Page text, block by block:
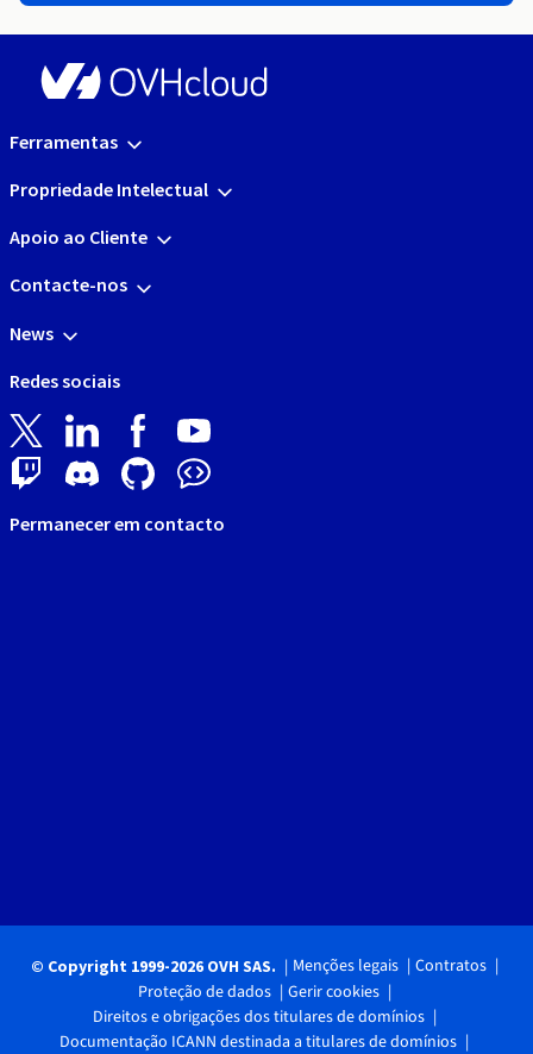
Ferramentas
Propriedade Intelectual
Apoio ao Cliente
Contacte-nos
News
Redes sociais
Permanecer em contacto
© Copyright 1999-2026 OVH SAS. Menções legais
Contratos
Proteção de dados
Gerir cookies
Direitos e obrigações dos titulares de domínios
Documentação ICANN destinada a titulares de domínios